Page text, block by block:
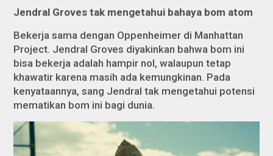
Jendral Groves tak mengetahui bahaya bom atom
Bekerja sama dengan Oppenheimer di Manhattan
Project. Jendral Groves diyakinkan bahwa bom ini
bisa bekerja adalah hampir nol, walaupun tetap
khawatir karena masih ada kemungkinan. Pada
kenyataannya, sang Jendral tak mengetahui potensi
mematikan bom ini bagi dunia.